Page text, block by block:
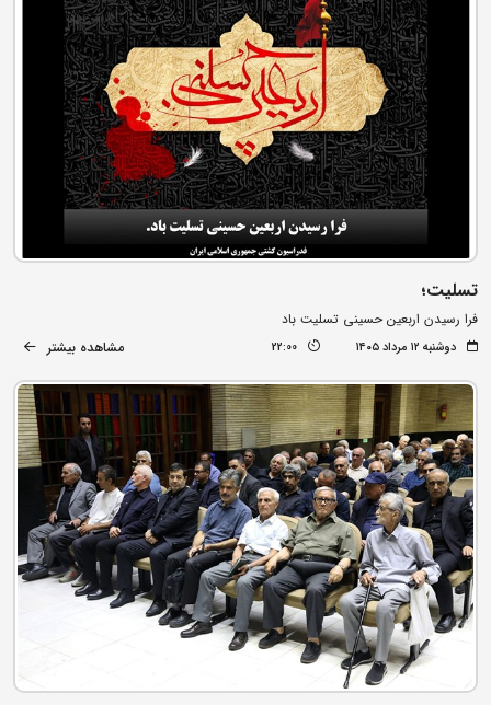
تسلیت؛
فرا رسیدن اربعین حسینی تسلیت باد
دوشنبه ۱۲ مرداد ۱۴۰۵ 22:00 مشاهده بیشتر